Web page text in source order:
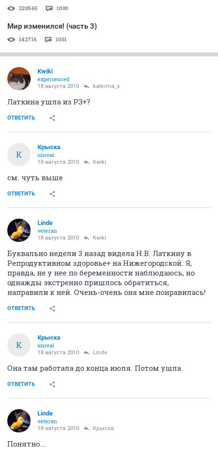
220565 1000
Мир изменился! (часть 3)
142716 1001
Kwiki
experienced
18 августа 2010 katerina_s
Латкина ушла из РЗ+?
ОТВЕТИТЬ
К
Крыска
unreal
18 августа 2010 Kwiki
см. чуть выше
ОТВЕТИТЬ
Linde
veteran
18 августа 2010 Kwiki
Буквально недели 3 назад видела Н.В. Латкину в
Репродуктивном здоровье+ на Нижегородской. Я,
правда, не у нее по беременности наблюдаюсь, но
однажды экстренно пришлось обратиться,
направили к ней. Очень-очень она мне понравилась!
ОТВЕТИТЬ
К
Крыска
unreal
18 августа 2010 Linde
Она там работала до конца июля. Потом ушла.
ОТВЕТИТЬ
Linde
veteran
18 августа 2010 Крыска
Понятно...